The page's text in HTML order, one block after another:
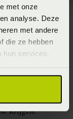
met onze
analyse. Deze
met andere
die ze hebben
hun services.
goede
zodat de
krijgen.